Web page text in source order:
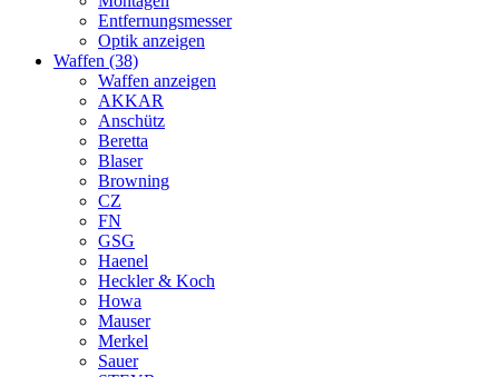
Entfernungsmesser
Optik anzeigen
Waffen (38)
Waffen anzeigen
AKKAR
Anschütz
Beretta
Blaser
Browning
CZ
FN
GSG
Haenel
Heckler & Koch
Howa
Mauser
Merkel
Sauer